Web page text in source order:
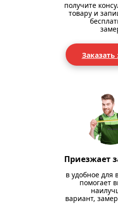
получите
товару и
Заказать
Приезжает
в удобное для
помогает
вариант,